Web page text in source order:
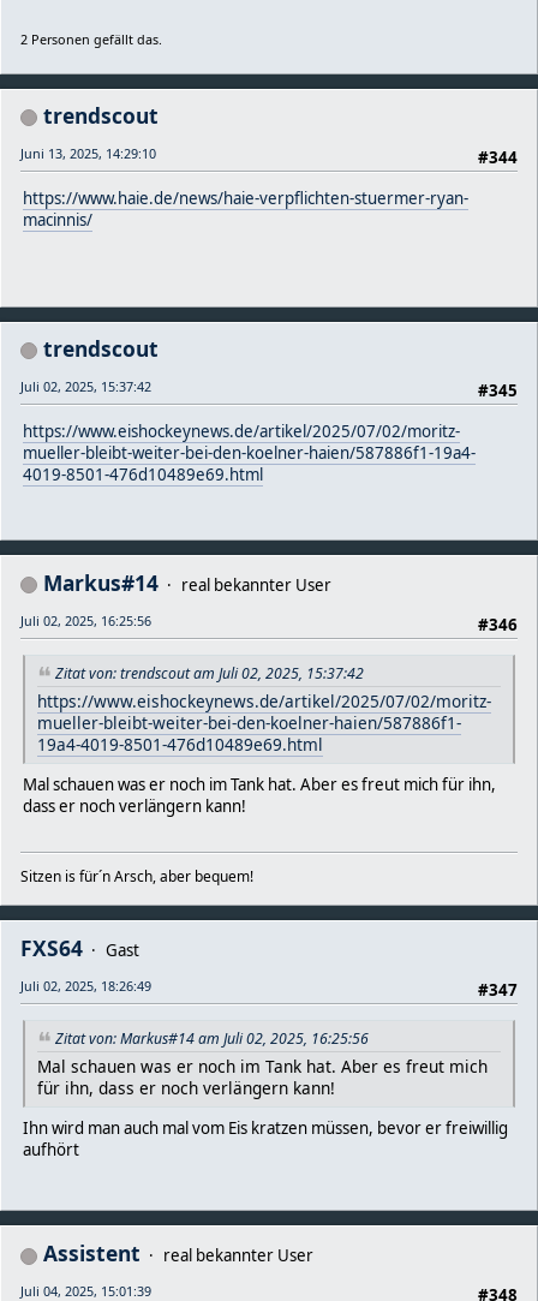
2 Personen gefällt das.
trendscout
#344
Juni 13, 2025, 14:29:10
https://www.haie.de/news/haie-verpflichten-stuermer-ryan-
macinnis/
trendscout
#345
Juli 02, 2025, 15:37:42
https://www.eishockeynews.de/artikel/2025/07/02/moritz-
mueller-bleibt-weiter-bei-den-koelner-haien/587886f1-19a4-
4019-8501-476d10489e69.html
Markus#14
real bekannter User
#346
Juli 02, 2025, 16:25:56
Zitat von: trendscout am Juli 02, 2025, 15:37:42
https://www.eishockeynews.de/artikel/2025/07/02/moritz-
mueller-bleibt-weiter-bei-den-koelner-haien/587886f1-
19a4-4019-8501-476d10489e69.html
Mal schauen was er noch im Tank hat. Aber es freut mich für ihn,
dass er noch verlängern kann!
Sitzen is für´n Arsch, aber bequem!
FXS64
Gast
#347
Juli 02, 2025, 18:26:49
Zitat von: Markus#14 am Juli 02, 2025, 16:25:56
Mal schauen was er noch im Tank hat. Aber es freut mich
für ihn, dass er noch verlängern kann!
Ihn wird man auch mal vom Eis kratzen müssen, bevor er freiwillig
aufhört
Assistent
real bekannter User
#348
Juli 04, 2025, 15:01:39